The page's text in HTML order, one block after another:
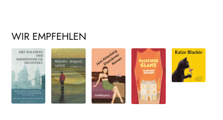
WIR EMPFEHLEN